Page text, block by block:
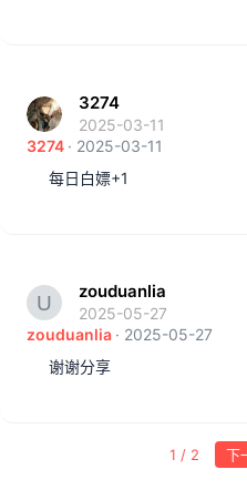
3274
2025-03-11
3274
2025-03-11
每日白嫖+1
zouduanlia
2025-05-27
zouduanlia
2025-05-27
谢谢分享
1 / 2 下